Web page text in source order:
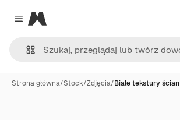
Close menu
Magnific
Strona główna/Stock/Zdjęcia/Białe tekstury ścian